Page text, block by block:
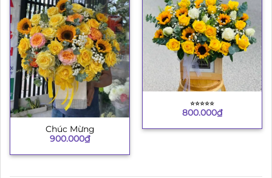
Chúc Mừng
900.000₫
⭐︎⭐︎⭐︎⭐︎⭐︎
800.000₫